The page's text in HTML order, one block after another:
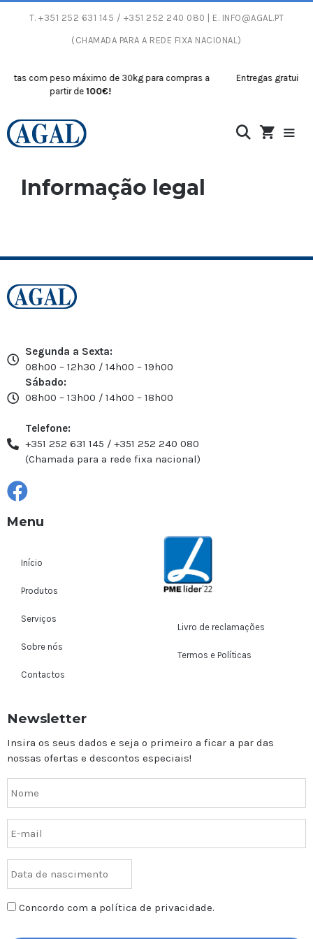
T. +351 252 631 145 / +351 252 240 080 | E. INFO@AGAL.PT
(CHAMADA PARA A REDE FIXA NACIONAL)
com peso máximo de 30kg para compras a
partir de100€!
Entregas
Informação legal
Segunda a Sexta:
08h00 – 12h30 / 14h00 – 19h00
Sábado:
08h00 – 13h00 / 14h00 – 18h00
Telefone:
+351 252 631 145 / +351 252 240 080
(Chamada para a rede fixa nacional)
Menu
Início
Produtos
Serviços
Sobre nós
Contactos
Livro de reclamações
Termos e Políticas
Newsletter
Insira os seus dados e seja o primeiro a ficar a par das
nossas ofertas e descontos especiais!
Concordo com a política de privacidade.